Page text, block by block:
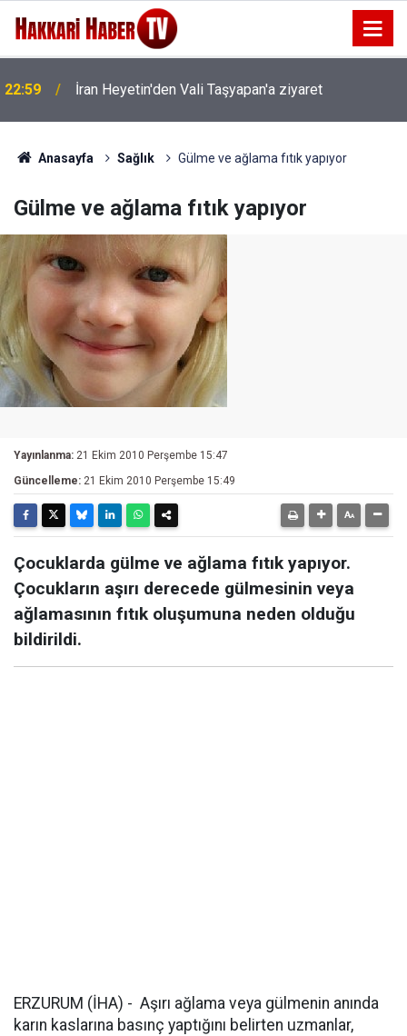
22:59 İran Heyetin'den Vali Taşyapan'a ziyaret
Anasayfa Sağlık Gülme ve ağlama fıtık yapıyor
Gülme ve ağlama fıtık yapıyor
Yayınlanma: 21 Ekim 2010 Perşembe 15:47
Güncelleme: 21 Ekim 2010 Perşembe 15:49
Çocuklarda gülme ve ağlama fıtık yapıyor.
Çocukların aşırı derecede gülmesinin veya
ağlamasının fıtık oluşumuna neden olduğu
bildirildi.
ERZURUM (İHA) - Aşırı ağlama veya gülmenin anında
karın kaslarına basınç yaptığını belirten uzmanlar,